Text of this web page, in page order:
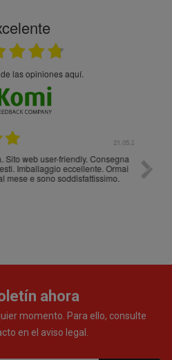
de las opiniones aquí.
21.05.2026
user-friendly. Consegna
eccellente. Ormai
e sono soddisfattissimo.
10/10
ahora
momento. Para ello, consulte
en el aviso legal.